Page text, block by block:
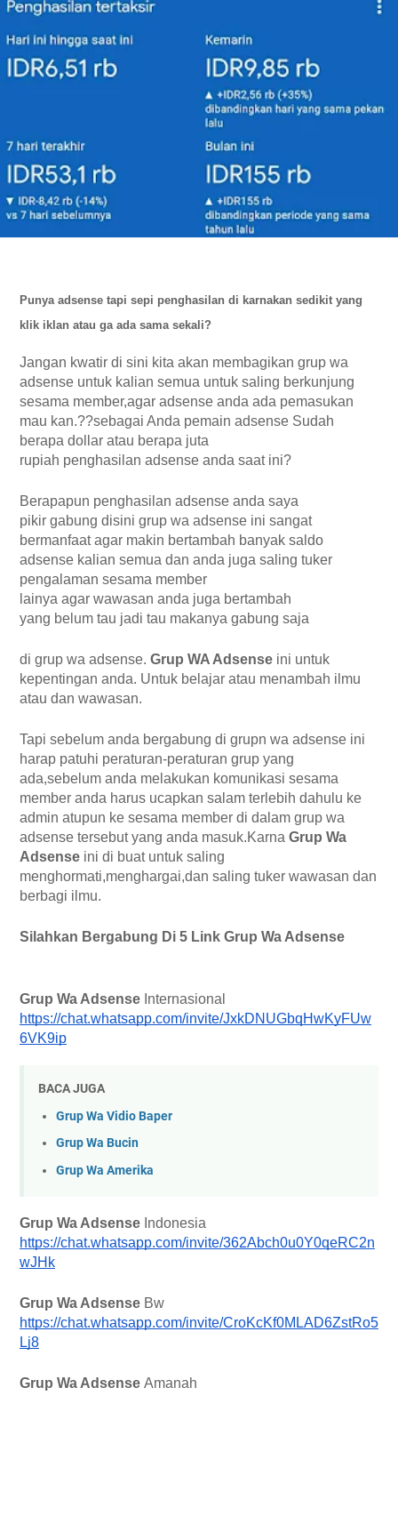
Punya adsense tapi sepi penghasilan di karnakan sedikit yang
klik iklan atau ga ada sama sekali?
Jangan kwatir di sini kita akan membagikan grup wa
adsense untuk kalian semua untuk saling berkunjung
sesama member,agar adsense anda ada pemasukan
mau kan.??sebagai Anda pemain adsense Sudah
berapa dollar atau berapa juta
rupiah penghasilan adsense anda saat ini?
Berapapun penghasilan adsense anda saya
pikir gabung disini grup wa adsense ini sangat
bermanfaat agar makin bertambah banyak saldo
adsense kalian semua dan anda juga saling tuker
pengalaman sesama member
lainya agar wawasan anda juga bertambah
yang belum tau jadi tau makanya gabung saja
di grup wa adsense. Grup WA Adsense ini untuk
kepentingan anda. Untuk belajar atau menambah ilmu
atau dan wawasan.
Tapi sebelum anda bergabung di grupn wa adsense ini
harap patuhi peraturan-peraturan grup yang
ada,sebelum anda melakukan komunikasi sesama
member anda harus ucapkan salam terlebih dahulu ke
admin atupun ke sesama member di dalam grup wa
adsense tersebut yang anda masuk.Karna Grup Wa
Adsense ini di buat untuk saling
menghormati,menghargai,dan saling tuker wawasan dan
berbagi ilmu.
Silahkan Bergabung Di 5 Link Grup Wa Adsense
Grup Wa Adsense Internasional
https://chat.whatsapp.com/invite/JxkDNUGbqHwKyFUw
6VK9ip
BACA JUGA
Grup Wa Vidio Baper
Grup Wa Bucin
Grup Wa Amerika
Grup Wa Adsense Indonesia
https://chat.whatsapp.com/invite/362Abch0u0Y0qeRC2n
wJHk
Grup Wa Adsense Bw
https://chat.whatsapp.com/invite/CroKcKf0MLAD6ZstRo5
Lj8
Grup Wa Adsense Amanah